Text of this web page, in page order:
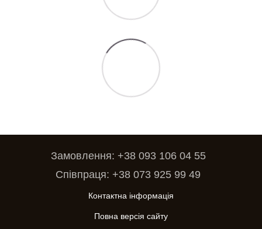
Замовлення: +38 093 106 04 55
Співпраця: +38 073 925 99 49
Контактна інформація
Повна версія сайту